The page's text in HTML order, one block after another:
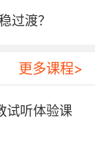
织教学方法
学生查阅资
同时，教师
基础薄弱学
跟上教学进
过渡？
更多课程>
试听体验课